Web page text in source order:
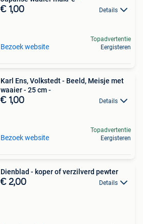
€ 1,00 Details
Bezoek website
Topadvertentie
Eergisteren
Karl Ens, Volkstedt - Beeld, Meisje met
waaier - 25 cm -
€ 1,00 Details
Bezoek website
Topadvertentie
Eergisteren
Dienblad - koper of verzilverd pewter
€ 2,00 Details